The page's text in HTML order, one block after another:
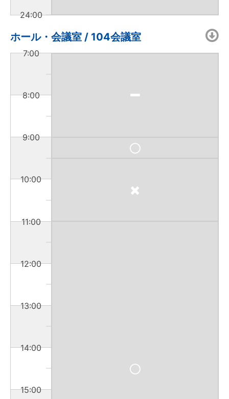
24:00
ホール・会議室 / 104会議室
7:00
8:00
9:00
10:00
11:00
12:00
13:00
14:00
15:00